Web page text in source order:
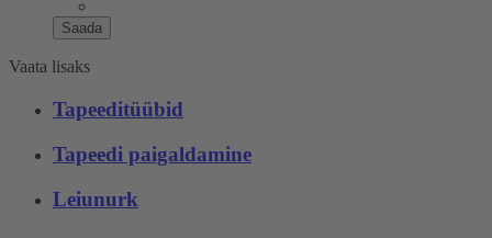
Saada
Vaata lisaks
Tapeeditüübid
Tapeedi paigaldamine
Leiunurk